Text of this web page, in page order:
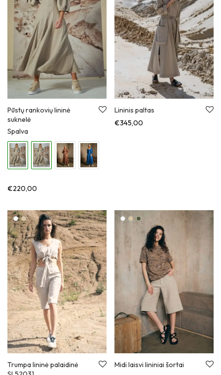
Pūstų rankovių lininė
suknelė
Spalva
€220,00
Lininis paltas
€345,00
Trumpa lininė palaidinė
Midi laisvi lininiai šortai